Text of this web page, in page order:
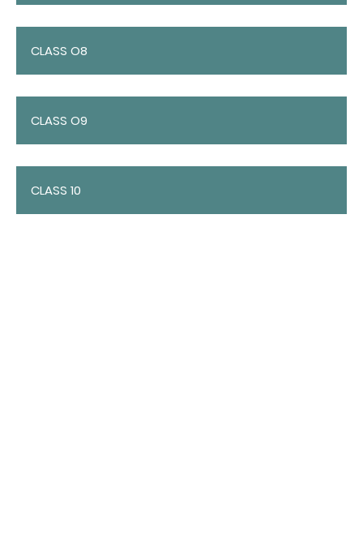
CLASS O8
CLASS O9
CLASS 10